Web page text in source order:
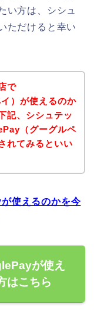
い方は、シシュ
ただけると幸い
で
）が使えるのか
記、シシュテッ
（グーグルペ
れてみるといい
使えるのかを今
が使え
はこちら